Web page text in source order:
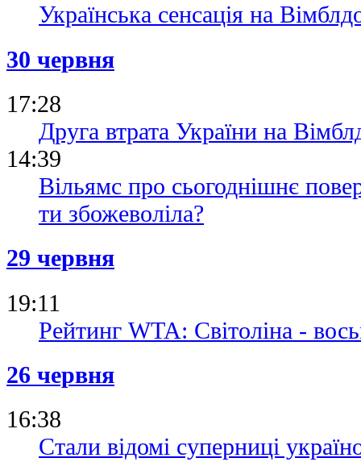
Українська сенсація на
30 червня
17:28
Друга втрата України на
14:39
Вільямс про сьогоднішнє
ти збожеволіла?
29 червня
19:11
Рейтинг WTA: Світоліна -
26 червня
16:38
Стали відомі суперниці